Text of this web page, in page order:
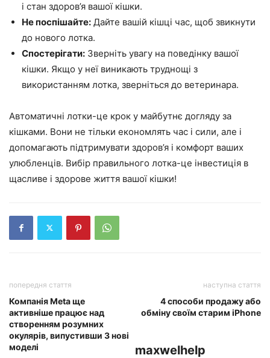
і стан здоров’я вашої кішки.
Не поспішайте: Дайте вашій кішці час, щоб звикнути
до нового лотка.
Спостерігати: Зверніть увагу на поведінку вашої
кішки. Якщо у неї виникають труднощі з
використанням лотка, зверніться до ветеринара.
Автоматичні лотки-це крок у майбутнє догляду за
кішками. Вони не тільки економлять час і сили, але і
допомагають підтримувати здоров’я і комфорт ваших
улюбленців. Вибір правильного лотка-це інвестиція в
щасливе і здорове життя вашої кішки!
попередня стаття
Компанія Meta ще
активніше працює над
створенням розумних
окулярів, випустивши 3 нові
моделі
наступна стаття
4 способи продажу або
обміну своїм старим iPhone
maxwelhelp